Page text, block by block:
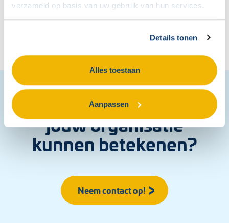
verzameld op basis van uw gebruik van hun services.
Details tonen
Alles toestaan
Aanpassen
met ons op!
Benieuwd wat wij voor
jouw organisatie
kunnen betekenen?
Neem contact op!